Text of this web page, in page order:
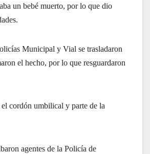
un bebé muerto, por lo que dio
Municipal y Vial se trasladaron
el hecho, por lo que resguardaron
cordón umbilical y parte de la
agentes de la Policía de